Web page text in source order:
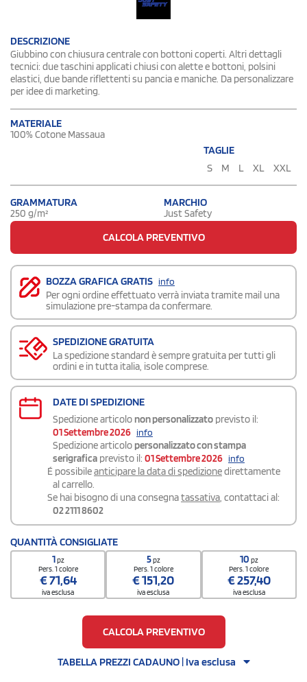
DESCRIZIONE
Giubbino con chiusura centrale con bottoni coperti. Altri dettagli
tecnici: due taschini applicati chiusi con alette e bottoni, polsini
elastici, due bande riflettenti su pancia e maniche. Da personalizzare
per idee di marketing.
MATERIALE
100% Cotone Massaua
TAGLIE
S
M L XL XXL
GRAMMATURA
250 g/m²
MARCHIO
Just Safety
CALCOLA PREVENTIVO
BOZZA GRAFICA GRATIS info
Per ogni ordine effettuato verrà inviata tramite mail una
simulazione pre-stampa da confermare.
SPEDIZIONE GRATUITA
La spedizione standard è sempre gratuita per tutti gli
ordini e in tutta italia, isole comprese.
DATE DI SPEDIZIONE
Spedizione articolo non personalizzato previsto il:
01 Settembre 2026 info
Spedizione articolo personalizzato con stampa
serigrafica previsto il: 01 Settembre 2026 info
É possibileanticipare la data di spedizionedirettamente
al carrello.
Se hai bisogno di una consegnatassativa, contattaci al:
02 2111 8602
QUANTITÀ CONSIGLIATE
1pz
Pers. 1 colore
€71,64
iva esclusa
5pz
Pers. 1 colore
€151,20
iva esclusa
10 pz
Pers. 1 colore
€257,40
iva esclusa
CALCOLA PREVENTIVO
TABELLA PREZZI CADAUNO | Iva esclusa